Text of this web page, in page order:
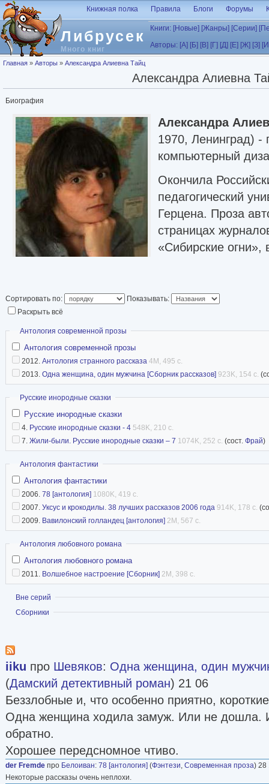
Перейти к основному содержанию
Либрусек
Много книг
Книжная полка Правила Блоги Форумы
Книги: [Новые] [Жанры] [Серии]
Авторы: [А] [Б] [В] [Г] [Д] [Е] [Ж] [З]
Вы здесь
Главная » Авторы » Александра Алиевна Тайц
Александра Алиевна
Биография
Александра
1970, Ленинград) -
компьютерный
Окончила
педагогический
Герцена. Проза
страницах
«Сибирские огни»,
Помимо
занимается локализацией программного
дизайном и созданием иллюстраций в
За свою творческую карьеру автор писала в
дебютировала с философскими сказками,
фэнтезийную и любовную прозу. Её
восторженные отзывы подписчиков портала.
Александру Тайц и весь список лучших книг
зарегистрированным пользователям ЛитРес.
произведения увлекательно раскрывают иную
взаимоотношений.
Александра Тайц (liza_bam) живет в Сан-
крупно повезло. Занимается локализацией
графическим дизайном, иллюстрацией и
приятными вещами.
ФантЛаб
Сортировать по:
Показывать:
Раскрыть всё
Скрыть
Антология современной прозы
Антология современной прозы
2012. Антология странного рассказа 4M, 495 с.
2013. Одна женщина, один мужчина [Сборник рассказов] 923K, 154 с.
Скрыть
Русские инородные сказки
Русские инородные сказки
4. Русские инородные сказки - 4 548K, 210 с.
7. Жили-были. Русские инородные сказки – 7 1074K, 252 с. (сост. Фрай)
Скрыть
Антология фантастики
Антология фантастики
2006. 78 [антология] 1080K, 419 с.
2007. Уксус и крокодилы. 38 лучших рассказов 2006 года 914K, 178 с.
2009. Вавилонский голландец [антология] 2M, 567 с.
Скрыть
Антология любовного романа
Антология любовного романа
2011. Волшебное настроение [Сборник] 2M, 398 с.
Показать
Вне серий
Показать
Сборники
iiku про Шевяков: Одна женщина, один
(Дамский детективный роман) 21 06
Беззлобные и, что особенно приятно,
Одна женщина ходила замуж. Или не дошла.
обратно.
Хорошее передсномное чтиво.
der Fremde про Белоиван: 78 [антология] (Фэнтези, Современная проза) 28
Некоторые рассказы очень неплохи.